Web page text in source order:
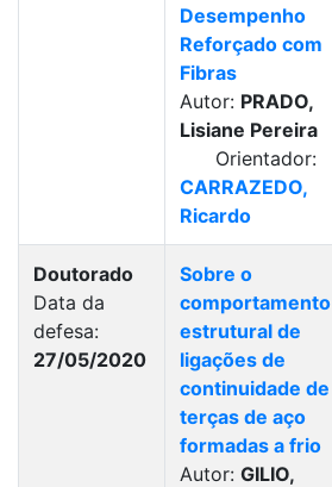
Desempenho
Reforçado com
Fibras
Autor: PRADO,
Lisiane Pereira
Orientador:
CARRAZEDO,
Ricardo
Doutorado
Data da
defesa:
27/05/2020
Sobre o
comportamento
estrutural de
ligações de
continuidade de
terças de aço
formadas a frio
Autor: GILIO,